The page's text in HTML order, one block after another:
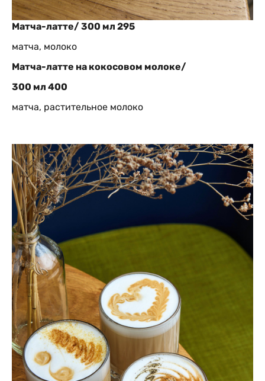
Матча-латте/ 300 мл 295
матча, молоко
Матча-латте на кокосовом молоке/
300 мл 400
матча, растительное молоко